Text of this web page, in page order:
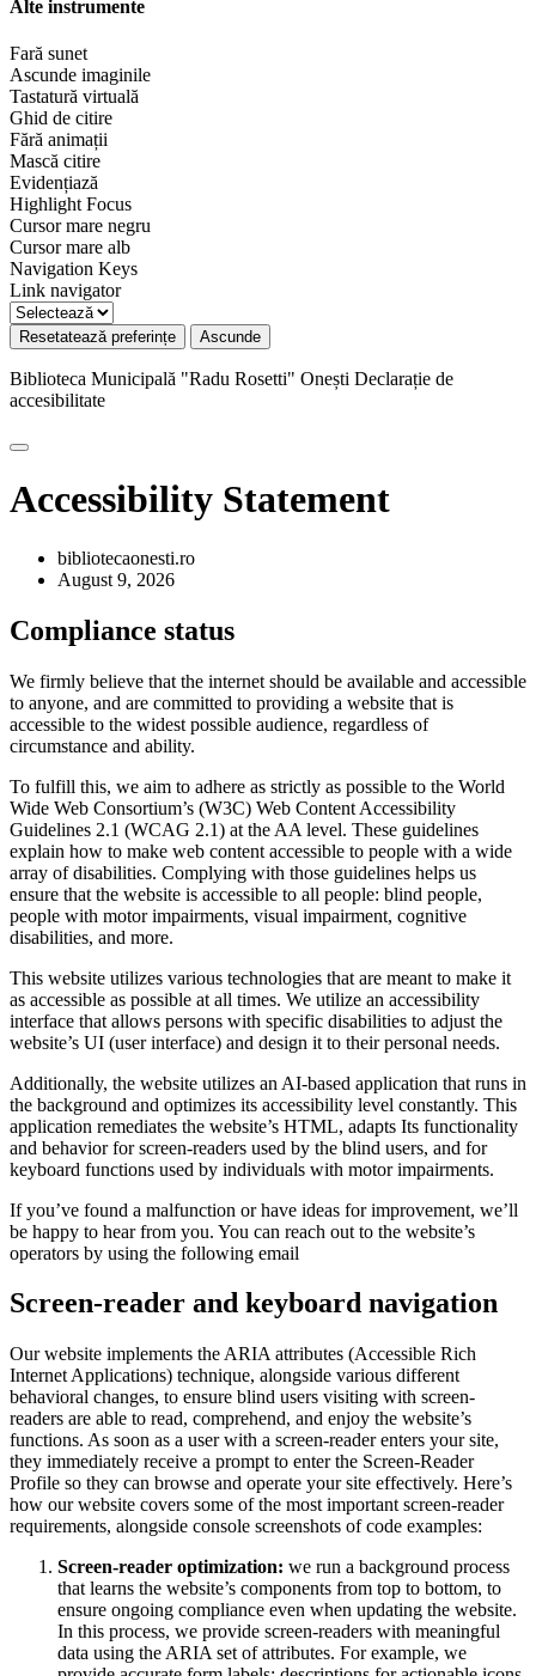
Alte instrumente
Fară sunet
Ascunde imaginile
Tastatură virtuală
Ghid de citire
Fără animații
Mască citire
Evidențiază
Highlight Focus
Cursor mare negru
Cursor mare alb
Navigation Keys
Link navigator
Resetatează preferințe Ascunde
Biblioteca Municipală "Radu Rosetti" Onești Declarație de
accesibilitate
Accessibility Statement
bibliotecaonesti.ro
August 9, 2026
Compliance status
We firmly believe that the internet should be available and accessible
to anyone, and are committed to providing a website that is
accessible to the widest possible audience, regardless of
circumstance and ability.
To fulfill this, we aim to adhere as strictly as possible to the World
Wide Web Consortium’s (W3C) Web Content Accessibility
Guidelines 2.1 (WCAG 2.1) at the AA level. These guidelines
explain how to make web content accessible to people with a wide
array of disabilities. Complying with those guidelines helps us
ensure that the website is accessible to all people: blind people,
people with motor impairments, visual impairment, cognitive
disabilities, and more.
This website utilizes various technologies that are meant to make it
as accessible as possible at all times. We utilize an accessibility
interface that allows persons with specific disabilities to adjust the
website’s UI (user interface) and design it to their personal needs.
Additionally, the website utilizes an AI-based application that runs in
the background and optimizes its accessibility level constantly. This
application remediates the website’s HTML, adapts Its functionality
and behavior for screen-readers used by the blind users, and for
keyboard functions used by individuals with motor impairments.
If you’ve found a malfunction or have ideas for improvement, we’ll
be happy to hear from you. You can reach out to the website’s
operators by using the following email
Screen-reader and keyboard navigation
Our website implements the ARIA attributes (Accessible Rich
Internet Applications) technique, alongside various different
behavioral changes, to ensure blind users visiting with screen-
readers are able to read, comprehend, and enjoy the website’s
functions. As soon as a user with a screen-reader enters your site,
they immediately receive a prompt to enter the Screen-Reader
Profile so they can browse and operate your site effectively. Here’s
how our website covers some of the most important screen-reader
requirements, alongside console screenshots of code examples:
Screen-reader optimization: we run a background process
that learns the website’s components from top to bottom, to
ensure ongoing compliance even when updating the website.
In this process, we provide screen-readers with meaningful
data using the ARIA set of attributes. For example, we